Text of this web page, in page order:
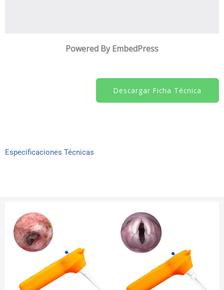
Powered By EmbedPress
Descargar Ficha Técnica
Especificaciones Técnicas